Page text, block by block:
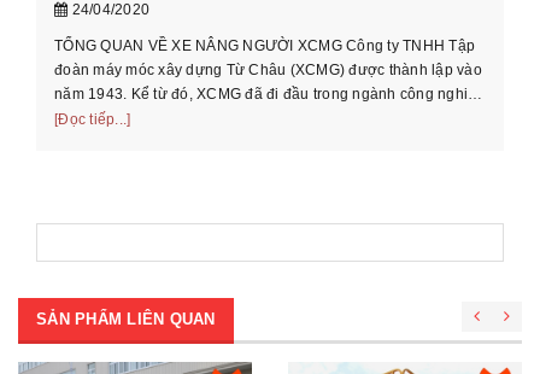
24/04/2020
TỔNG QUAN VỀ XE NÂNG NGƯỜI XCMG Công ty TNHH Tập
đoàn máy móc xây dựng Từ Châu (XCMG) được thành lập vào
năm 1943. Kể từ đó, XCMG đã đi đầu trong ngành công nghiệp
máy móc xây dựng của ...
[Đọc tiếp...]
SẢN PHẨM LIÊN QUAN